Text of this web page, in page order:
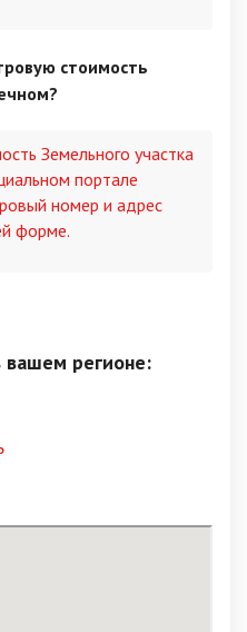
стоимость
Земельного участка
портале
номер и адрес
форме.
регионе: